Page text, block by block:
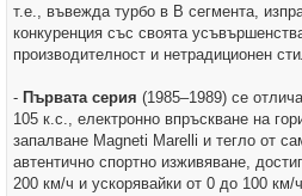
т.е., въвежда турбо в B сегмента,
конкуренция със своята
производителност и нетрадиционен
- Първата серия (1985–1989) се
105 к.с., електронно впръскване на
запалване Magneti Marelli и тегло от
автентично спортно изживяване,
200 км/ч и ускорявайки от 0 до 100 км/